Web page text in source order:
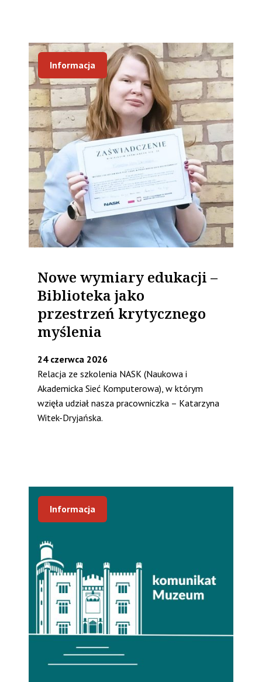
Informacja
Nowe wymiary edukacji –
Biblioteka jako
przestrzeń krytycznego
myślenia
24 czerwca 2026
Relacja ze szkolenia NASK (Naukowa i
Akademicka Sieć Komputerowa), w którym
wzięła udział nasza pracowniczka – Katarzyna
Witek-Dryjańska.
Informacja